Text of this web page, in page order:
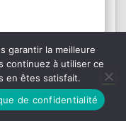
garantir la meilleure
continuez à utiliser ce
en êtes satisfait.
de confidentialité